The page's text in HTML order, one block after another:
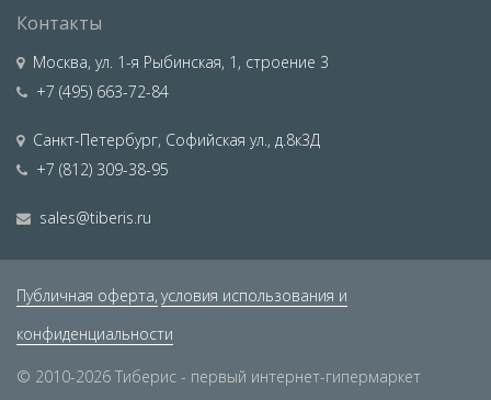
Контакты
Москва, ул. 1-я Рыбинская, 1, строение 3
+7 (495) 663-72-84
Санкт-Петербург, Софийская ул., д.8к3Д
+7 (812) 309-38-95
sales@tiberis.ru
Публичная оферта, условия использования и
конфиденциальности
© 2010-2026 Тиберис - первый интернет-гипермаркет